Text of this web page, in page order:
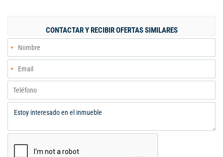
PARQUEADERO PARA CUATRO CARROS. PARQUEADERO PARA
VISITANTES. VIGILANCIA 24 HORAS, CERRAMIENTO Y PUERTA
ELECTRONICA. ADMINISTRACION $ 550 MIL. PRECIO DE VENTA
$ 775 MILLONES NEGOCIABLES. ... - Código 7982764
CONTACTAR Y RECIBIR OFERTAS SIMILARES